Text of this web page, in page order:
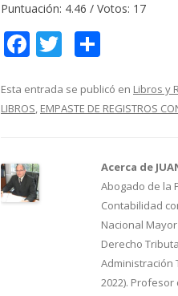
Puntuación: 4.46 / Votos: 17
F
e
b
o
k
T
itt
er
m
p
ti
r
Esta entrada se publicó en Libros y
LIBROS, EMPASTE DE REGISTROS
Acerca de
Abogado de la
Contabilidad
Nacional
Derecho
Administración
2022).